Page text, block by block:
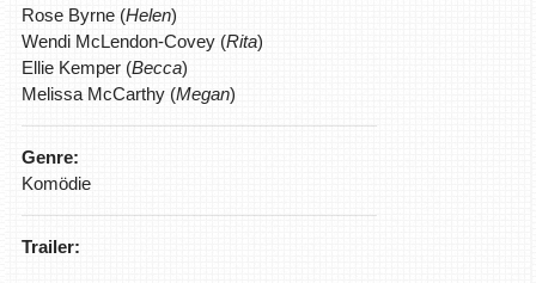
Rose Byrne (Helen)
Wendi McLendon-Covey (Rita)
Ellie Kemper (Becca)
Melissa McCarthy (Megan)
Genre:
Komödie
Trailer: